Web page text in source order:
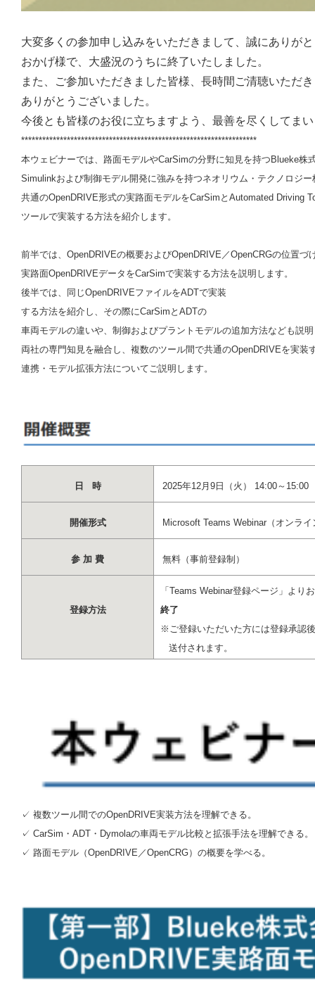
大変多くの参加申し込みをいただきまして、誠にありが
おかげ様で、大盛況のうちに終了いたしました。
また、ご参加いただきました皆様、長時間ご清聴いただ
ありがとうございました。
今後とも皆様のお役に立ちますよう、最善を尽くしてま
*******************************************************************
本ウェビナーでは、路面モデルやCarSimの分野に知見を持つBlueke株
Simulinkおよび制御モデル開発に強みを持つネオリウム・テクノロジ
共通のOpenDRIVE形式の実路面モデルをCarSimとAutomated Driving
ツールで実装する方法を紹介します。
前半では、OpenDRIVEの概要およびOpenDRIVE／OpenCRGの位置づ
実路面OpenDRIVEデータをCarSimで実装する方法を説明します。
後半では、同じOpenDRIVEファイルをADTで実装
する方法を紹介し、その際にCarSimとADTの
車両モデルの違いや、制御およびプラントモデルの追加方法なども説
両社の専門知見を融合し、複数のツール間で共通のOpenDRIVEを実装
連携・モデル拡張方法についてご説明します。
日 時 2025年12月9日（火） 14:00～15:00
開催形式 Microsoft Teams Webinar（オンライ
参 加 費 無料（事前登録制）
登録方法
「Teams Webinar登録ページ」より
終了
※ご登録いただいた方には登録承認
送付されます。
✓ 複数ツール間でのOpenDRIVE実装方法を理解できる。
✓ CarSim・ADT・Dymolaの車両モデル比較と拡張手法を理解できる。
✓ 路面モデル（OpenDRIVE／OpenCRG）の概要を学べる。